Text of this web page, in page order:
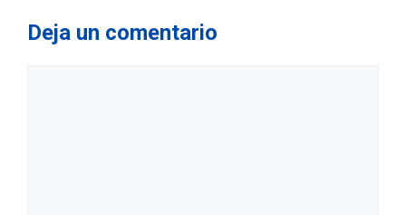
Deja un comentario